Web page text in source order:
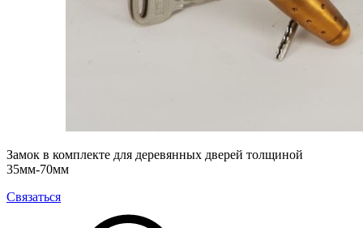
Замок в комплекте для деревянных дверей толщиной
35мм-70мм
Связаться